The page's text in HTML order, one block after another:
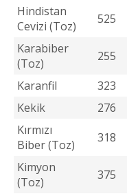
Hindistan
Cevizi (Toz)
525
Karabiber
(Toz)
255
Karanfil
323
Kekik
276
Kırmızı
Biber (Toz)
318
Kimyon
(Toz)
375